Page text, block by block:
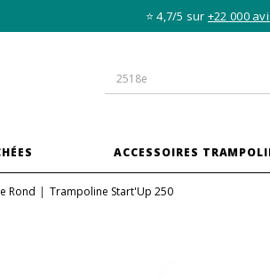
⭐ 4,7/5 sur +22 000
ACCESSOIRES
Rond Trampoline Start'Up 250